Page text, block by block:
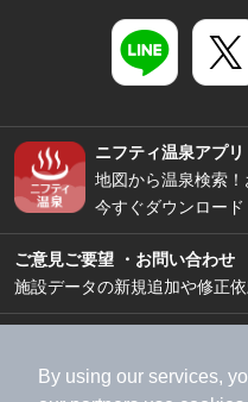
By using our services,
ニフティ温泉アプリ
地図から温泉検索！
今すぐダウンロード
ご意見ご要望 ・お問い合わせ
施設データの新規追加や修正
加盟店募集（資料